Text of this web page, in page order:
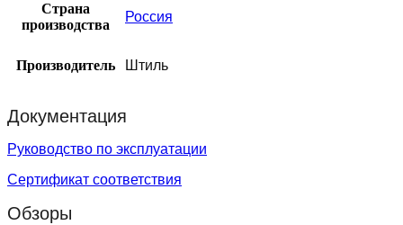
Страна
производства
Россия
Производитель Штиль
Документация
Руководство по эксплуатации
Сертификат соответствия
Обзоры